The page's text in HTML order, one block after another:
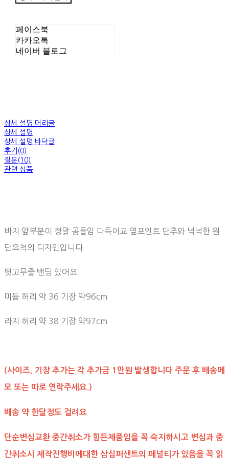
페이스북
카카오톡
네이버 블로그
상세 설명 머리글
상세 설명
상세 설명 바닥글
후기(0)
질문(10)
관련 상품
바지 앞부분이 정말 공들임 다득이교 옆포인트 단추와 넉넉한 원
단요척의 디자인입니다
뒷고무줄 밴딩 있어요
미듐 허리 약 36 기장 약96cm
라지 허리 약 38 기장 약97cm
(사이즈, 기장 추가는 각 추가금 1만원 발생합니다 주문 후 배송메
모 또는 따로 연락주세요.)
배송 약 한달정도 걸려요
단순변심교환 중간취소가 힘든제품임을 꼭 숙지하시고 변심과 중
간취소시 제작진행비에대한 삼십퍼샌트의 페널티가 있음을 꼭 읽